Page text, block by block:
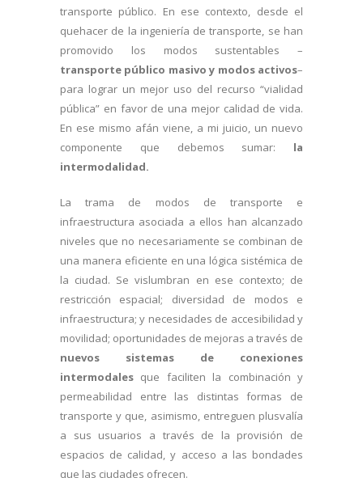
transporte público. En ese contexto, desde el
quehacer de la ingeniería de transporte, se han
promovido los modos sustentables –
transporte público masivo y modos activos–
para lograr un mejor uso del recurso “vialidad
pública” en favor de una mejor calidad de vida.
En ese mismo afán viene, a mi juicio, un nuevo
componente que debemos sumar: la
intermodalidad.
La trama de modos de transporte e
infraestructura asociada a ellos han alcanzado
niveles que no necesariamente se combinan de
una manera eficiente en una lógica sistémica de
la ciudad. Se vislumbran en ese contexto; de
restricción espacial; diversidad de modos e
infraestructura; y necesidades de accesibilidad y
movilidad; oportunidades de mejoras a través de
nuevos sistemas de conexiones
intermodales que faciliten la combinación y
permeabilidad entre las distintas formas de
transporte y que, asimismo, entreguen plusvalía
a sus usuarios a través de la provisión de
espacios de calidad, y acceso a las bondades
que las ciudades ofrecen.